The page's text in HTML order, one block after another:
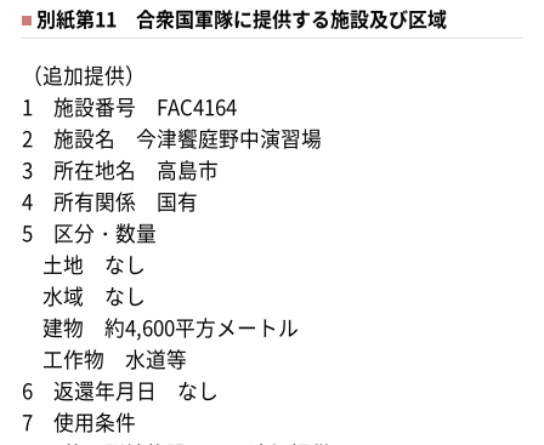
別紙第11 合衆国軍隊に提供する施設及び区域
（追加提供）
1 施設番号 FAC4164
2 施設名 今津饗庭野中演習場
3 所在地名 高島市
4 所有関係 国有
5 区分・数量
土地 なし
水域 なし
建物 約4,600平方メートル
工作物 水道等
6 返還年月日 なし
7 使用条件